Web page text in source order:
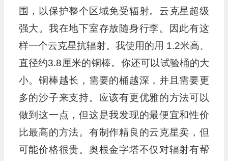
围，以保护整个区域免受辐射。云克星超级
强大。我在地下室存放随身行李。因此有这
样一个云克星抗辐射。我使用的用 1.2米高、
直径约3.8厘米的铜棒。你还可以试验桶的大
小。铜棒越长，需要的桶越深，并且需要更
多的沙子来支持。应该有更优雅的方法可以
做到这一点，但这是我发现的最便宜和性价
比最高的方法。有制作精良的云克星卖，但
可能价格很贵。奥根金字塔不仅对辐射有帮